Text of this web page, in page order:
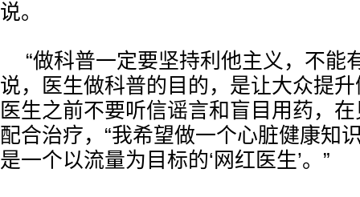
说。
“做科普一定要坚持利他主义，不能
说，医生做科普的目的，是让大众提
医生之前不要听信谣言和盲目用药，
配合治疗，“我希望做一个心脏健康知
是一个以流量为目标的‘网红医生’。”